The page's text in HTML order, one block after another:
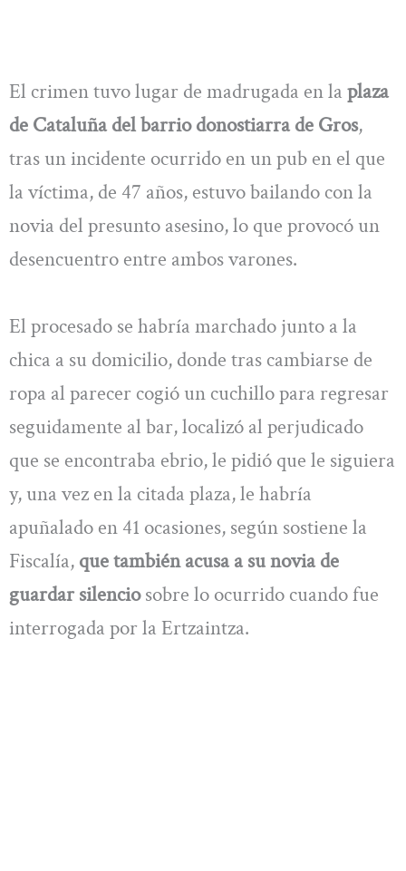
El crimen tuvo lugar de madrugada en la plaza
de Cataluña del barrio donostiarra de Gros,
tras un incidente ocurrido en un pub en el que
la víctima, de 47 años, estuvo bailando con la
novia del presunto asesino, lo que provocó un
desencuentro entre ambos varones.
El procesado se habría marchado junto a la
chica a su domicilio, donde tras cambiarse de
ropa al parecer cogió un cuchillo para regresar
seguidamente al bar, localizó al perjudicado
que se encontraba ebrio, le pidió que le siguiera
y, una vez en la citada plaza, le habría
apuñalado en 41 ocasiones, según sostiene la
Fiscalía, que también acusa a su novia de
guardar silenciosobre lo ocurrido cuando fue
interrogada por la Ertzaintza.